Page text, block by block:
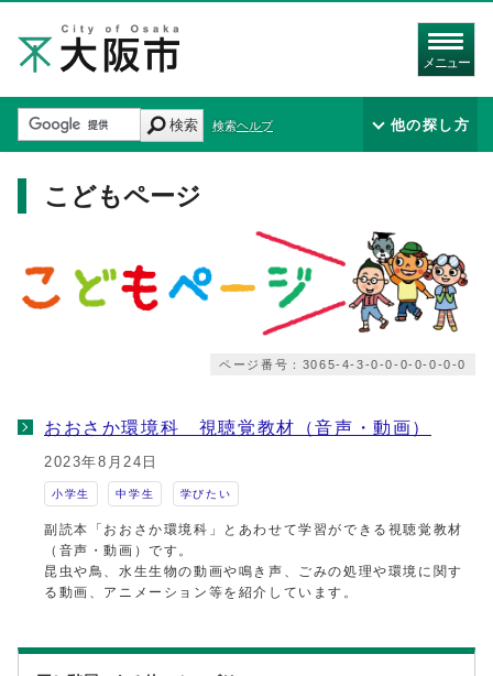
メニュー
検索 検索ヘルプ 他の探し方
こどもページ
ページ番号：3065-4-3-0-0-0-0-0-0-0
おおさか環境科 視聴覚教材（音声・動画）
2023年8月24日
小学生 中学生 学びたい
副読本「おおさか環境科」とあわせて学習ができる視聴覚教材
（音声・動画）です。
昆虫や鳥、水生生物の動画や鳴き声、ごみの処理や環境に関す
る動画、アニメーション等を紹介しています。